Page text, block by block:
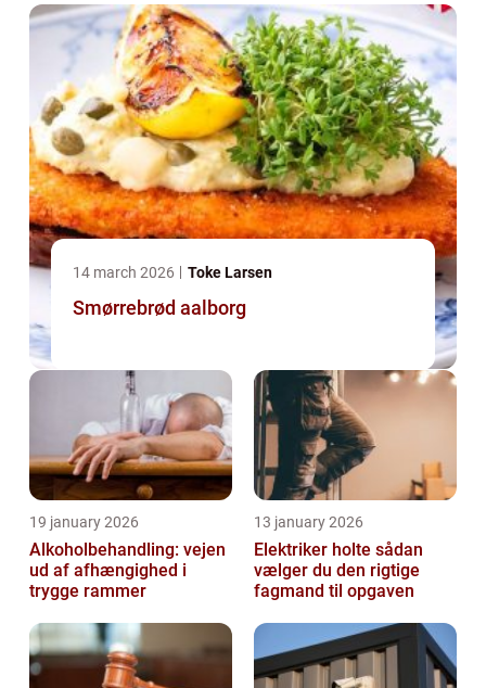
14 march 2026 Toke Larsen
Smørrebrød aalborg
19 january 2026
Alkoholbehandling: vejen
ud af afhængighed i
trygge rammer
13 january 2026
Elektriker holte sådan
vælger du den rigtige
fagmand til opgaven